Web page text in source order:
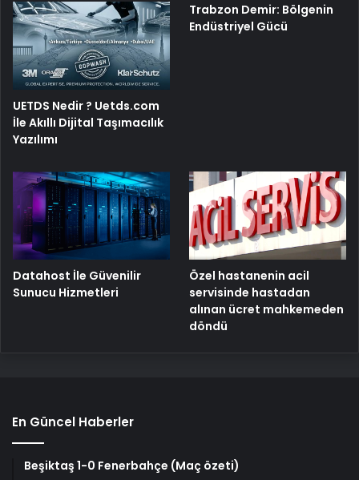
UETDS Nedir ? Uetds.com
İle Akıllı Dijital Taşımacılık
Yazılımı
Trabzon Demir: Bölgenin
Endüstriyel Gücü
Datahost İle Güvenilir
Sunucu Hizmetleri
Özel hastanenin acil
servisinde hastadan
alınan ücret mahkemeden
döndü
En Güncel Haberler
Beşiktaş 1-0 Fenerbahçe (Maç özeti)